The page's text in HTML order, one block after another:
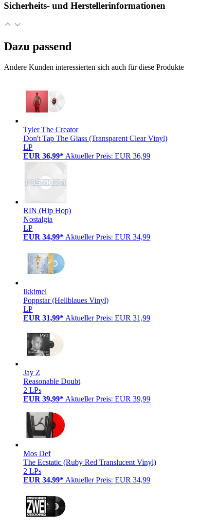
Sicherheits- und Herstellerinformationen
Dazu passend
Andere Kunden interessierten sich auch für diese Produkte
Tyler The Creator
Don't Tap The Glass (Transparent Clear Vinyl)
LP
EUR 36,99* Aktueller Preis: EUR 36,99
RIN (Hip Hop)
Nostalgia
LP
EUR 34,99* Aktueller Preis: EUR 34,99
Ikkimel
Poppstar (Hellblaues Vinyl)
LP
EUR 31,99* Aktueller Preis: EUR 31,99
Jay Z
Reasonable Doubt
2 LPs
EUR 39,99* Aktueller Preis: EUR 39,99
Mos Def
The Ecstatic (Ruby Red Translucent Vinyl)
2 LPs
EUR 34,99* Aktueller Preis: EUR 34,99